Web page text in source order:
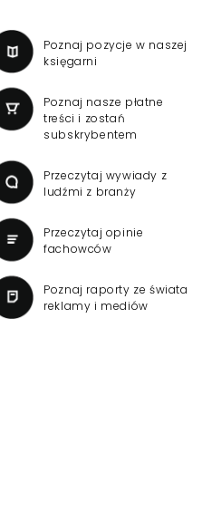
Poznaj pozycje w naszej
księgarni
Poznaj nasze płatne
treści i zostań
subskrybentem
Przeczytaj wywiady z
ludźmi z branży
Przeczytaj opinie
fachowców
Poznaj raporty ze świata
reklamy i mediów